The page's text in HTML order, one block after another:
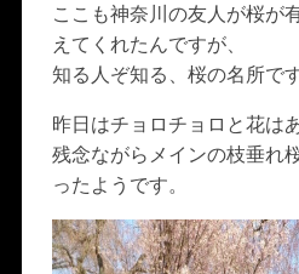
ここも神奈川の友人が桜が
えてくれたんですが、
知る人ぞ知る、桜の名所です
昨日はチョロチョロと花は
残念ながらメインの枝垂れ
ったようです。